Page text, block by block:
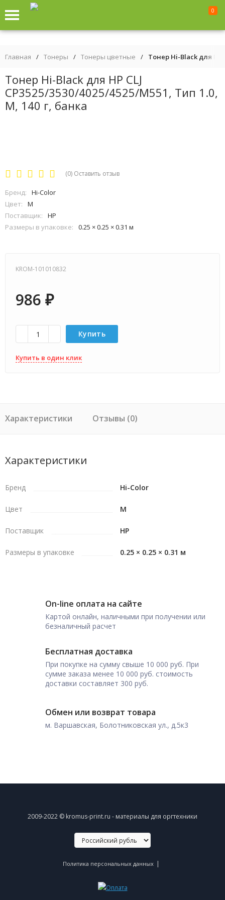
0
Главная / Тонеры / Тонеры цветные / Тонер Hi-Black для HP
Тонер Hi-Black для HP CLJ
CP3525/3530/4025/4525/M551, Тип 1.0,
M, 140 г, банка
(0) Оставить отзыв
Бренд:
Hi-Color
Цвет:
M
Поставщик:
HP
Размеры в упаковке:
0.25 × 0.25 × 0.31 м
KROM-101010832
986 ₽
Купить
Купить в один клик
Характеристики Отзывы (0)
Характеристики
Бренд Hi-Color
Цвет M
Поставщик HP
Размеры в упаковке 0.25 × 0.25 × 0.31 м
On-line оплата на сайте
Картой онлайн, наличными при получении или
безналичный расчет
Бесплатная доставка
При покупке на сумму свыше 10 000 руб. При
сумме заказа менее 10 000 руб. стоимость
доставки составляет 300 руб.
Обмен или возврат товара
м. Варшавская, Болотниковская ул., д.5к3
2009-2022 © kromus-print.ru - материалы для оргтехники
Политика персональных данных |